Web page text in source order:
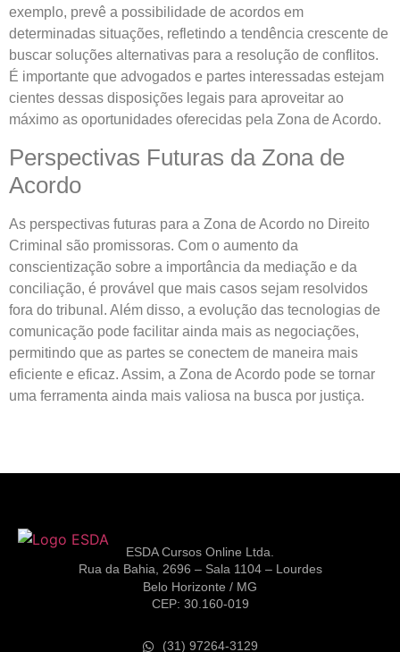
exemplo, prevê a possibilidade de acordos em
determinadas situações, refletindo a tendência crescente de
buscar soluções alternativas para a resolução de conflitos.
É importante que advogados e partes interessadas estejam
cientes dessas disposições legais para aproveitar ao
máximo as oportunidades oferecidas pela Zona de Acordo.
Perspectivas Futuras da Zona de
Acordo
As perspectivas futuras para a Zona de Acordo no Direito
Criminal são promissoras. Com o aumento da
conscientização sobre a importância da mediação e da
conciliação, é provável que mais casos sejam resolvidos
fora do tribunal. Além disso, a evolução das tecnologias de
comunicação pode facilitar ainda mais as negociações,
permitindo que as partes se conectem de maneira mais
eficiente e eficaz. Assim, a Zona de Acordo pode se tornar
uma ferramenta ainda mais valiosa na busca por justiça.
ESDA Cursos Online Ltda.
Rua da Bahia, 2696 – Sala 1104 – Lourdes
Belo Horizonte / MG
CEP: 30.160-019
(31) 97264-3129